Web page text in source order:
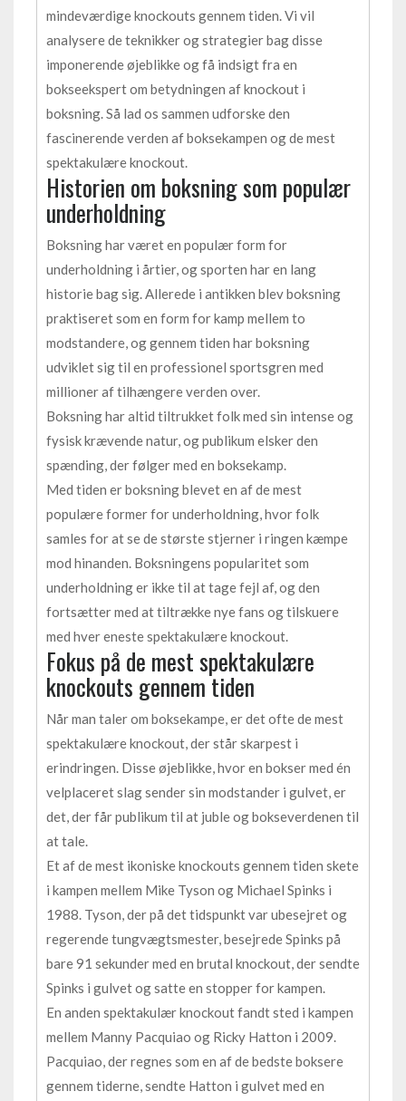
mindeværdige knockouts gennem tiden. Vi vil
analysere de teknikker og strategier bag disse
imponerende øjeblikke og få indsigt fra en
bokseekspert om betydningen af knockout i
boksning. Så lad os sammen udforske den
fascinerende verden af boksekampen og de mest
spektakulære knockout.
Historien om boksning som populær
underholdning
Boksning har været en populær form for
underholdning i årtier, og sporten har en lang
historie bag sig. Allerede i antikken blev boksning
praktiseret som en form for kamp mellem to
modstandere, og gennem tiden har boksning
udviklet sig til en professionel sportsgren med
millioner af tilhængere verden over.
Boksning har altid tiltrukket folk med sin intense og
fysisk krævende natur, og publikum elsker den
spænding, der følger med en boksekamp.
Med tiden er boksning blevet en af de mest
populære former for underholdning, hvor folk
samles for at se de største stjerner i ringen kæmpe
mod hinanden. Boksningens popularitet som
underholdning er ikke til at tage fejl af, og den
fortsætter med at tiltrække nye fans og tilskuere
med hver eneste spektakulære knockout.
Fokus på de mest spektakulære
knockouts gennem tiden
Når man taler om boksekampe, er det ofte de mest
spektakulære knockout, der står skarpest i
erindringen. Disse øjeblikke, hvor en bokser med én
velplaceret slag sender sin modstander i gulvet, er
det, der får publikum til at juble og bokseverdenen til
at tale.
Et af de mest ikoniske knockouts gennem tiden skete
i kampen mellem Mike Tyson og Michael Spinks i
1988. Tyson, der på det tidspunkt var ubesejret og
regerende tungvægtsmester, besejrede Spinks på
bare 91 sekunder med en brutal knockout, der sendte
Spinks i gulvet og satte en stopper for kampen.
En anden spektakulær knockout fandt sted i kampen
mellem Manny Pacquiao og Ricky Hatton i 2009.
Pacquiao, der regnes som en af de bedste boksere
gennem tiderne, sendte Hatton i gulvet med en